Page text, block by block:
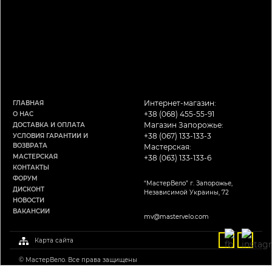
ГЛАВНАЯ
О НАС
ДОСТАВКА И ОПЛАТА
УСЛОВИЯ ГАРАНТИИ И
ВОЗВРАТА
МАСТЕРСКАЯ
КОНТАКТЫ
ФОРУМ
ДИСКОНТ
НОВОСТИ
ВАКАНСИИ
Интернет-магазин:
+38 (068) 455-55-91
Магазин Запорожье:
+38 (067) 133-133-3
Мастерская:
+38 (063) 133-133-6
“МастерВело” г. Запорожье,
Независимой Украины, 72
mv@mastervelo.com
Карта сайта
© МастерВело. Все права защищены